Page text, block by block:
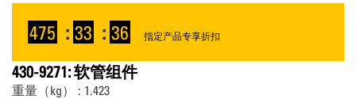
475 : 33 : 36 指定产品专享折扣
430-9271: 软管组件
重量（kg） : 1.423